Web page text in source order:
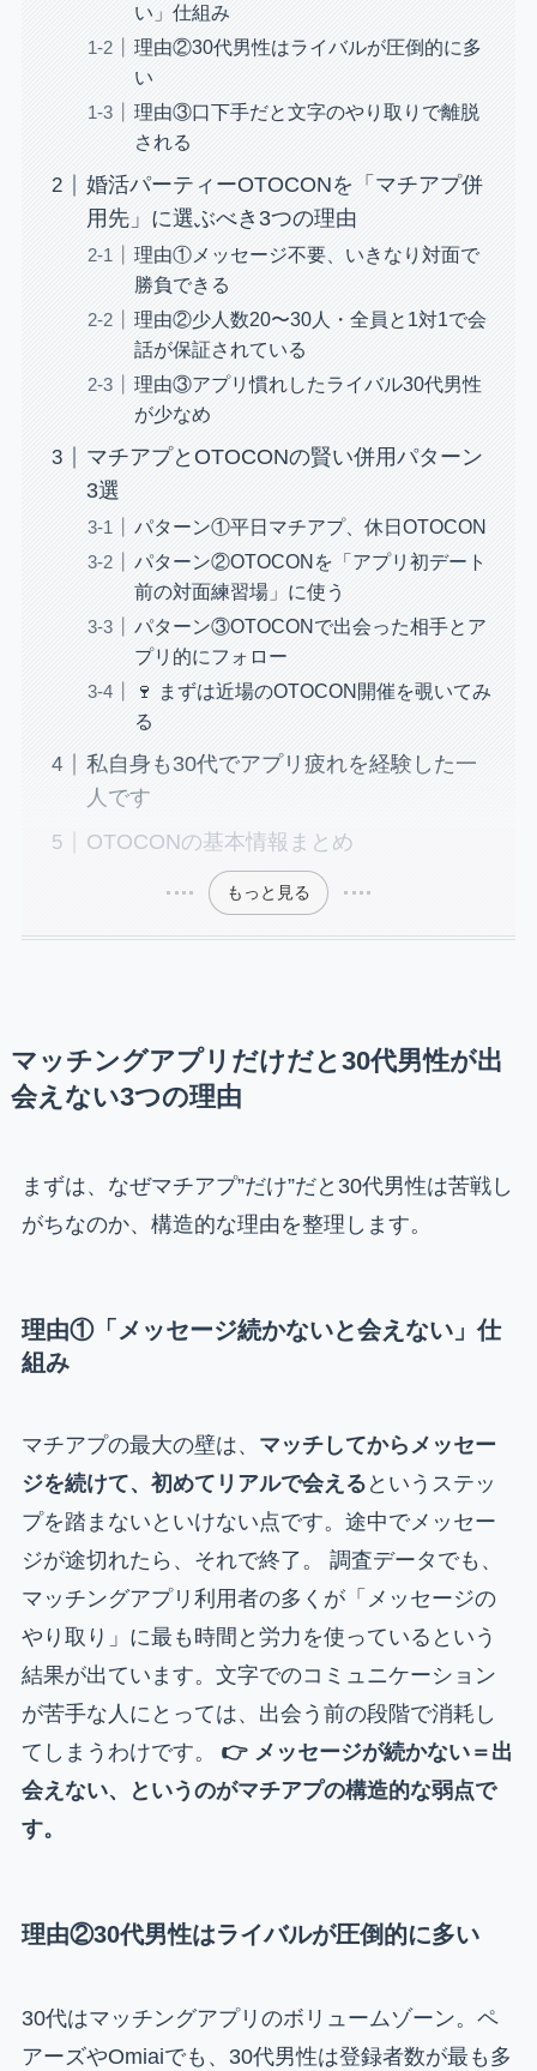
い」仕組み
理由②30代男性はライバルが圧倒的に多
い
理由③口下手だと文字のやり取りで離脱
される
婚活パーティーOTOCONを「マチアプ併
用先」に選ぶべき3つの理由
理由①メッセージ不要、いきなり対面で
勝負できる
理由②少人数20〜30人・全員と1対1で会
話が保証されている
理由③アプリ慣れしたライバル30代男性
が少なめ
マチアプとOTOCONの賢い併用パターン
3選
パターン①平日マチアプ、休日OTOCON
パターン②OTOCONを「アプリ初デート
前の対面練習場」に使う
パターン③OTOCONで出会った相手とア
プリ的にフォロー
🍷 まずは近場のOTOCON開催を覗いてみ
る
私自身も30代でアプリ疲れを経験した一
人です
OTOCONの基本情報まとめ
もっと見る
マッチングアプリだけだと30代男性が出
会えない3つの理由
まずは、なぜマチアプ”だけ”だと30代男性は苦戦し
がちなのか、構造的な理由を整理します。
理由①「メッセージ続かないと会えない」仕
組み
マチアプの最大の壁は、 マッチしてからメッセー
ジを続けて、初めてリアルで会える というステッ
プを踏まないといけない点です。途中でメッセー
ジが途切れたら、それで終了。 調査データでも、
マッチングアプリ利用者の多くが「メッセージの
やり取り」に最も時間と労力を使っているという
結果が出ています。文字でのコミュニケーション
が苦手な人にとっては、出会う前の段階で消耗し
てしまうわけです。 👉 メッセージが続かない＝出
会えない、というのがマチアプの構造的な弱点で
す。
理由②30代男性はライバルが圧倒的に多い
30代はマッチングアプリのボリュームゾーン。ペ
アーズやOmiaiでも、30代男性は登録者数が最も多